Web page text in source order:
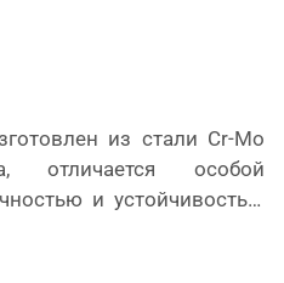
из стали Cr-Mo
отличается особой
и устойчивостью